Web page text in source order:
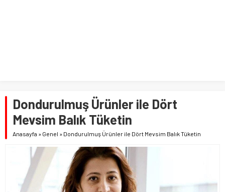
Dondurulmuş Ürünler ile Dört
Mevsim Balık Tüketin
Anasayfa » Genel » Dondurulmuş Ürünler ile Dört Mevsim Balık Tüketin